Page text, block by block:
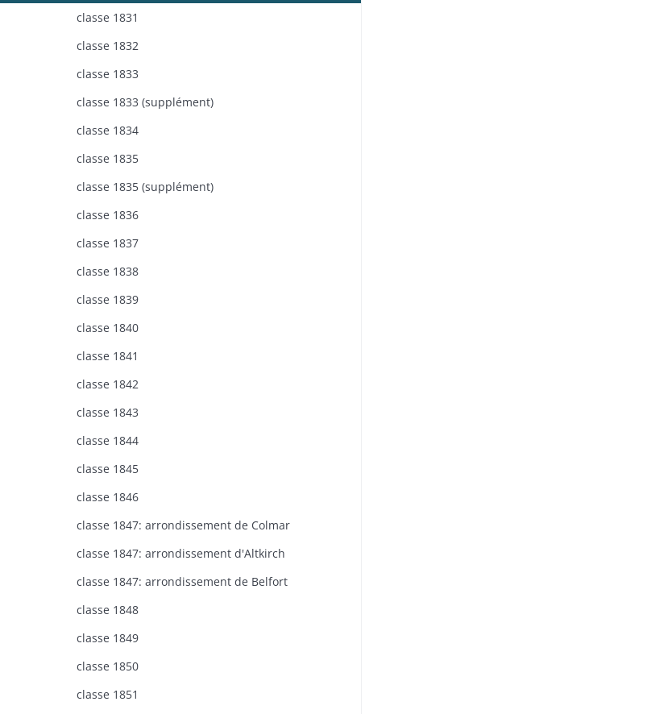
classe 1831
classe 1832
classe 1833
classe 1833 (supplément)
classe 1834
classe 1835
classe 1835 (supplément)
classe 1836
classe 1837
classe 1838
classe 1839
classe 1840
classe 1841
classe 1842
classe 1843
classe 1844
classe 1845
classe 1846
classe 1847: arrondissement de Colmar
classe 1847: arrondissement d'Altkirch
classe 1847: arrondissement de Belfort
classe 1848
classe 1849
classe 1850
classe 1851